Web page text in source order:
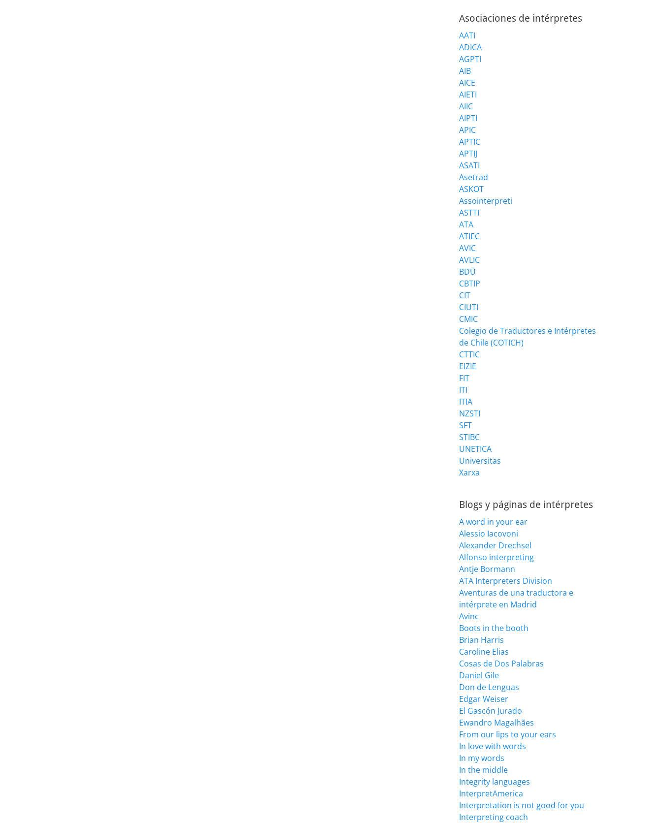
Asociaciones de intérpretes
AATI
ADICA
AGPTI
AIB
AICE
AIETI
AIIC
AIPTI
APIC
APTIC
APTIJ
ASATI
Asetrad
ASKOT
Assointerpreti
ASTTI
ATA
ATIEC
AVIC
AVLIC
BDÜ
CBTIP
CIT
CIUTI
CMIC
Colegio de Traductores e Intérpretes
de Chile (COTICH)
CTTIC
EIZIE
FIT
ITI
ITIA
NZSTI
SFT
STIBC
UNETICA
Universitas
Xarxa
Blogs y páginas de intérpretes
A word in your ear
Alessio Iacovoni
Alexander Drechsel
Alfonso interpreting
Antje Bormann
ATA Interpreters Division
Aventuras de una traductora e
intérprete en Madrid
Avinc
Boots in the booth
Brian Harris
Caroline Elias
Cosas de Dos Palabras
Daniel Gile
Don de Lenguas
Edgar Weiser
El Gascón Jurado
Ewandro Magalhães
From our lips to your ears
In love with words
In my words
In the middle
Integrity languages
InterpretAmerica
Interpretation is not good for you
Interpreting coach